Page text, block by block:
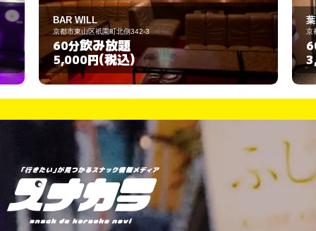
342-3
葉
60分飲み放題
3,000円 (税込)